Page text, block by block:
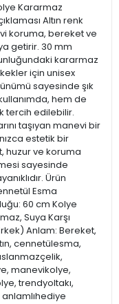
Kararmaz
Altın renk
koruma, bereket ve
getirir. 30 mm
kararmaz
için unisex
sayesinde şık
hem de
tercih edilebilir.
taşıyan manevi bir
estetik bir
huzur ve koruma
sayesinde
Ürün
Esma
60 cm Kolye
Suya Karşı
Anlam: Bereket,
cennetülesma,
manevikolye,
trendyoltakı,